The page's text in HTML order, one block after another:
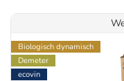
Biologisch dynamisch
Demeter
ecovin